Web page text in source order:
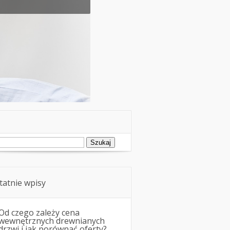
wpisy
czego zależy cena
drewnianych